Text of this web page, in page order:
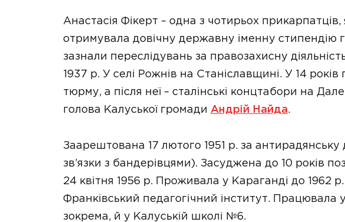
Анастасія Фікерт – одна з чотирьох прикарпатців,
отримувала довічну державну іменну стипендію
зазнали переслідувань за правозахисну
1937 р. У селі Рожнів на Станіславщині. У 14
тюрму, а після неї – сталінські концтабори на
голова Калуської громади Андрій Найда.
Заарештована 17 лютого 1951 р. за антирадянську
зв’язки з бандерівцями). Засуджена до 10 років
24 квітня 1956 р. Проживала у Караганді до 1962 р.
Франківський педагогічний інститут. Працювала
зокрема, й у Калуській школі №6.